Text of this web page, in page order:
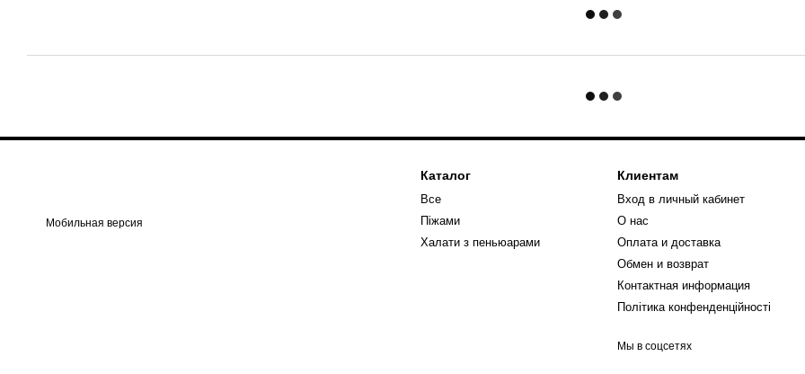
Мобильная версия
Каталог
Все
Піжами
Халати з пеньюарами
Клиентам
Вход в личный кабинет
О нас
Оплата и доставка
Обмен и возврат
Контактная информация
Політика конфенденційності
Мы в соцсетях